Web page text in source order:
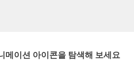
메이션 아이콘을 탐색해 보세요